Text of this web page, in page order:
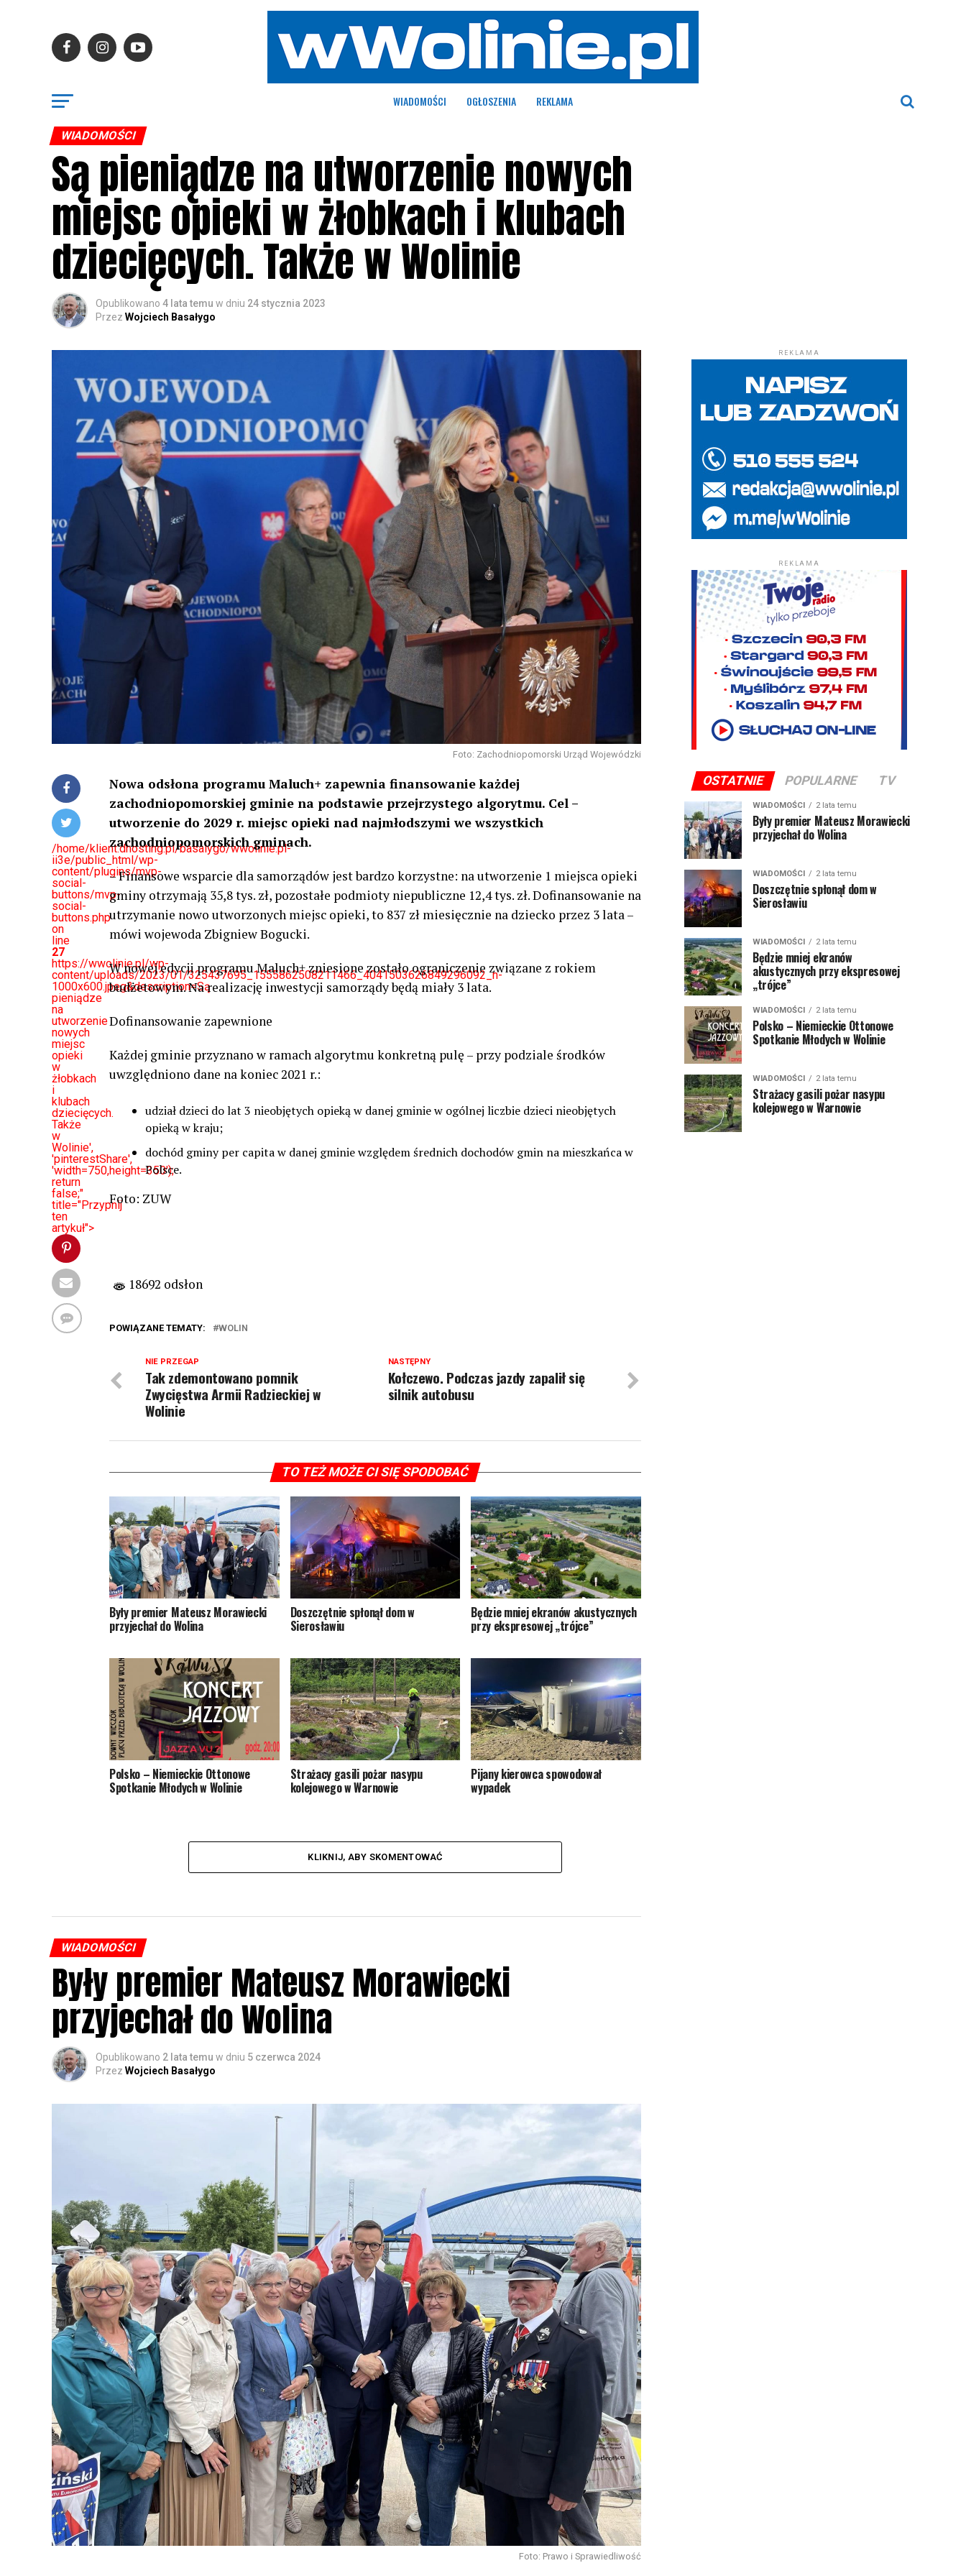
WIADOMOŚCI OGŁOSZENIA REKLAMA
WIADOMOŚCI
Są pieniądze na utworzenie nowych
miejsc opieki w żłobkach i klubach
dziecięcych. Także w Wolinie
Opublikowano 4 lata temu w dniu 24 stycznia 2023
Przez Wojciech Basałygo
Foto: Zachodniopomorski Urząd Wojewódzki
/home/klient.dhosting.pl/basalygo/wwolinie.pl-
ii3e/public_html/wp-
content/plugins/mvp-
social-
buttons/mvp-
social-
buttons.php
on
line
27
https://wwolinie.pl/wp-
content/uploads/2023/01/325437695_1555862508211466_4041503626849296092_n-
1000x600.jpeg&description=Są
pieniądze
na
utworzenie
nowych
miejsc
opieki
w
żłobkach
i
klubach
dziecięcych.
Także
w
Wolinie',
'pinterestShare',
'width=750,height=350');
return
false;"
title="Przypnij
ten
artykuł">
Nowa odsłona programu Maluch+ zapewnia finansowanie każdej
zachodniopomorskiej gminie na podstawie przejrzystego algorytmu. Cel –
utworzenie do 2029 r. miejsc opieki nad najmłodszymi we wszystkich
zachodniopomorskich gminach.
– Finansowe wsparcie dla samorządów jest bardzo korzystne: na utworzenie 1 miejsca opieki
gminy otrzymają 35,8 tys. zł, pozostałe podmioty niepubliczne 12,4 tys. zł. Dofinansowanie na
utrzymanie nowo utworzonych miejsc opieki, to 837 zł miesięcznie na dziecko przez 3 lata –
mówi wojewoda Zbigniew Bogucki.
W nowej edycji programu Maluch+ zniesione zostało ograniczenie związane z rokiem
budżetowym. Na realizację inwestycji samorządy będą miały 3 lata.
Dofinansowanie zapewnione
Każdej gminie przyznano w ramach algorytmu konkretną pulę – przy podziale środków
uwzględniono dane na koniec 2021 r.:
udział dzieci do lat 3 nieobjętych opieką w danej gminie w ogólnej liczbie dzieci nieobjętych
opieką w kraju;
dochód gminy per capita w danej gminie względem średnich dochodów gmin na mieszkańca w
Polsce.
Foto: ZUW
18692 odsłon
POWIĄZANE TEMATY: WOLIN
NASTĘPNY
Kołczewo. Podczas jazdy zapalił się
silnik autobusu
NIE PRZEGAP
Tak zdemontowano pomnik
Zwycięstwa Armii Radzieckiej w
Wolinie
TO TEŻ MOŻE CI SIĘ SPODOBAĆ
Były premier Mateusz Morawiecki
przyjechał do Wolina
Doszczętnie spłonął dom w
Sierosławiu
Będzie mniej ekranów akustycznych
przy ekspresowej „trójce”
Polsko – Niemieckie Ottonowe
Spotkanie Młodych w Wolinie
Strażacy gasili pożar nasypu
kolejowego w Warnowie
Pijany kierowca spowodował
wypadek
KLIKNIJ, ABY SKOMENTOWAĆ
WIADOMOŚCI
Były premier Mateusz Morawiecki
przyjechał do Wolina
Opublikowano 2 lata temu w dniu 5 czerwca 2024
Przez Wojciech Basałygo
Foto: Prawo i Sprawiedliwość
REKLAMA
REKLAMA
OSTATNIE POPULARNE TV
WIADOMOŚCI 2 lata temu
Były premier Mateusz Morawiecki
przyjechał do Wolina
WIADOMOŚCI 2 lata temu
Doszczętnie spłonął dom w
Sierosławiu
WIADOMOŚCI 2 lata temu
Będzie mniej ekranów
akustycznych przy ekspresowej
„trójce”
WIADOMOŚCI 2 lata temu
Polsko – Niemieckie Ottonowe
Spotkanie Młodych w Wolinie
WIADOMOŚCI 2 lata temu
Strażacy gasili pożar nasypu
kolejowego w Warnowie